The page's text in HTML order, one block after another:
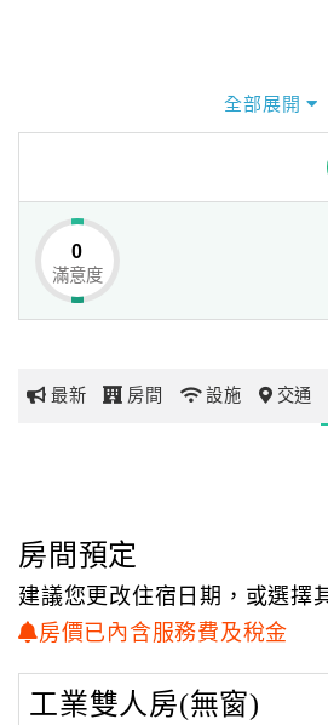
球
網
玩
地
圖
顧
務
全部展開
0
滿意度
最新 房間 設施 交通
房間預定
建議您更改住宿日期，或選擇
房價已內含服務費及稅金
工業雙人房(無窗)